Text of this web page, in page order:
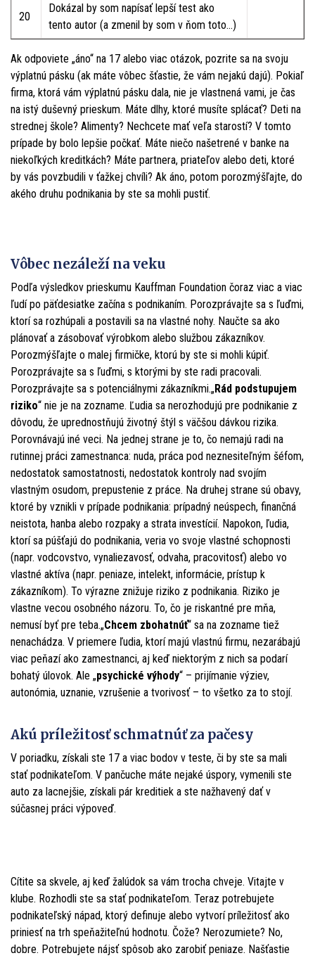
20
Dokázal by som napísať lepší test ako
tento autor (a zmenil by som v ňom toto…)
Ak odpoviete „áno“ na 17 alebo viac otázok, pozrite sa na svoju
výplatnú pásku (ak máte vôbec šťastie, že vám nejakú dajú). Pokiaľ
firma, ktorá vám výplatnú pásku dala, nie je vlastnená vami, je čas
na istý duševný prieskum. Máte dlhy, ktoré musíte splácať? Deti na
strednej škole? Alimenty? Nechcete mať veľa starostí? V tomto
prípade by bolo lepšie počkať. Máte niečo našetrené v banke na
niekoľkých kreditkách? Máte partnera, priateľov alebo deti, ktoré
by vás povzbudili v ťažkej chvíli? Ak áno, potom porozmýšľajte, do
akého druhu podnikania by ste sa mohli pustiť.
Vôbec nezáleží na veku
Podľa výsledkov prieskumu Kauffman Foundation čoraz viac a viac
ľudí po päťdesiatke začína s podnikaním. Porozprávajte sa s ľuďmi,
ktorí sa rozhúpali a postavili sa na vlastné nohy. Naučte sa ako
plánovať a zásobovať výrobkom alebo službou zákazníkov.
Porozmýšľajte o malej firmičke, ktorú by ste si mohli kúpiť.
Porozprávajte sa s ľuďmi, s ktorými by ste radi pracovali.
Porozprávajte sa s potenciálnymi zákazníkmi.„Rád podstupujem
riziko“ nie je na zozname. Ľudia sa nerozhodujú pre podnikanie z
dôvodu, že uprednostňujú životný štýl s väčšou dávkou rizika.
Porovnávajú iné veci. Na jednej strane je to, čo nemajú radi na
rutinnej práci zamestnanca: nuda, práca pod neznesiteľným šéfom,
nedostatok samostatnosti, nedostatok kontroly nad svojím
vlastným osudom, prepustenie z práce. Na druhej strane sú obavy,
ktoré by vznikli v prípade podnikania: prípadný neúspech, finančná
neistota, hanba alebo rozpaky a strata investícií. Napokon, ľudia,
ktorí sa púšťajú do podnikania, veria vo svoje vlastné schopnosti
(napr. vodcovstvo, vynaliezavosť, odvaha, pracovitosť) alebo vo
vlastné aktíva (napr. peniaze, intelekt, informácie, prístup k
zákazníkom). To výrazne znižuje riziko z podnikania. Riziko je
vlastne vecou osobného názoru. To, čo je riskantné pre mňa,
nemusí byť pre teba.„Chcem zbohatnúť“ sa na zozname tiež
nenachádza. V priemere ľudia, ktorí majú vlastnú firmu, nezarábajú
viac peňazí ako zamestnanci, aj keď niektorým z nich sa podarí
bohatý úlovok. Ale „psychické výhody“ – prijímanie výziev,
autonómia, uznanie, vzrušenie a tvorivosť – to všetko za to stojí.
Akú príležitosť schmatnúť za pačesy
V poriadku, získali ste 17 a viac bodov v teste, či by ste sa mali
stať podnikateľom. V pančuche máte nejaké úspory, vymenili ste
auto za lacnejšie, získali pár kreditiek a ste nažhavený dať v
súčasnej práci výpoveď.
Cítite sa skvele, aj keď žalúdok sa vám trocha chveje. Vitajte v
klube. Rozhodli ste sa stať podnikateľom. Teraz potrebujete
podnikateľský nápad, ktorý definuje alebo vytvorí príležitosť ako
priniesť na trh speňažiteľnú hodnotu. Čože? Nerozumiete? No,
dobre. Potrebujete nájsť spôsob ako zarobiť peniaze. Našťastie